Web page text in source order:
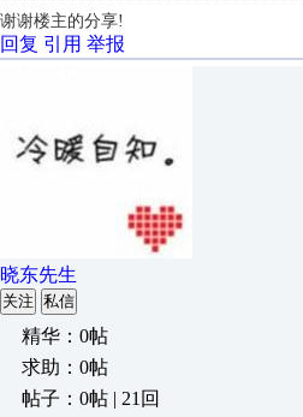
谢谢楼主的分享!
回复 引用 举报
晓东先生
关注 私信
精华：0帖
求助：0帖
帖子：0帖 | 21回